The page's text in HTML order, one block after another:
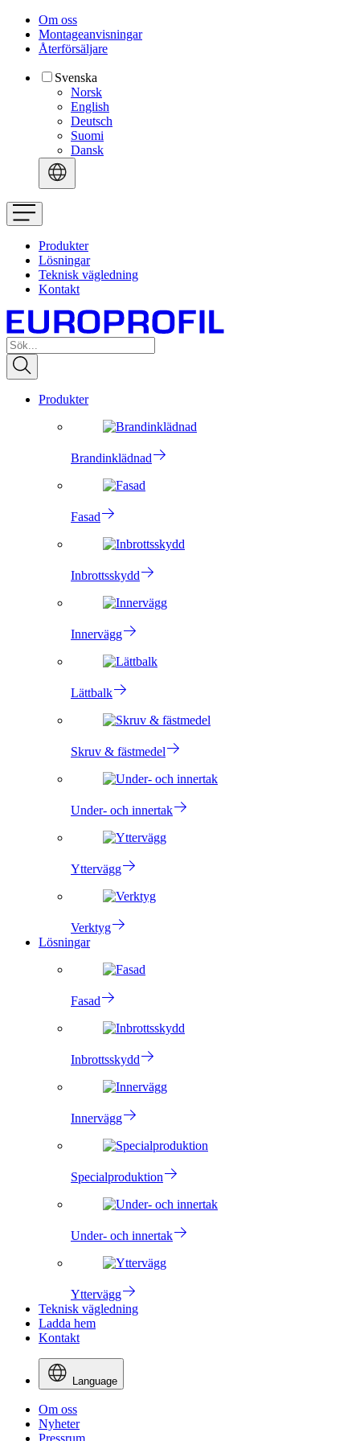
Om oss
Montageanvisningar
Återförsäljare
Svenska
Norsk
English
Deutsch
Suomi
Dansk
Produkter
Lösningar
Teknisk vägledning
Kontakt
Produkter
Brandinklädnad
Fasad
Inbrottsskydd
Innervägg
Lättbalk
Skruv & fästmedel
Under- och innertak
Yttervägg
Verktyg
Lösningar
Fasad
Inbrottsskydd
Innervägg
Specialproduktion
Under- och innertak
Yttervägg
Teknisk vägledning
Ladda hem
Kontakt
Language
Om oss
Nyheter
Pressrum